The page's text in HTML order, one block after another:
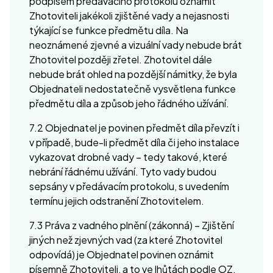
Zhotoviteli jakékoli zjištěné vady a nejasnosti
týkající se funkce předmětu díla. Na
neoznámené zjevné a vizuální vady nebude brát
Zhotovitel později zřetel. Zhotovitel dále
nebude brát ohled na pozdější námitky, že byla
Objednateli nedostatečně vysvětlena funkce
předmětu díla a způsob jeho řádného užívání.
7.2 Objednatel je povinen předmět díla převzít i
v případě, bude-li předmět díla či jeho instalace
vykazovat drobné vady – tedy takové, které
nebrání řádnému užívání. Tyto vady budou
sepsány v předávacím protokolu, s uvedením
termínu jejich odstranění Zhotovitelem.
7.3 Práva z vadného plnění (zákonná) – Zjištění
jiných než zjevných vad (za které Zhotovitel
odpovídá) je Objednatel povinen oznámit
písemně Zhotoviteli, a to ve lhůtách podle OZ.